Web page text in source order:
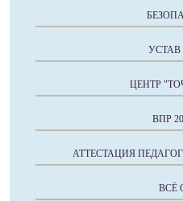
ЦЕНТР
ВПР
АТТЕСТАЦИЯ
ВСЁ